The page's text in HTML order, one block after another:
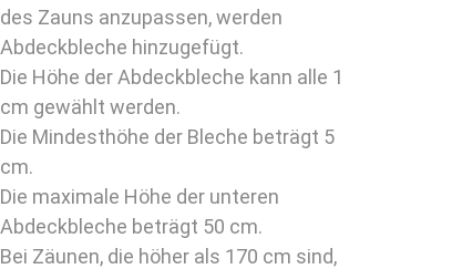
des Zauns anzupassen, werden
Abdeckbleche hinzugefügt.
Die Höhe der Abdeckbleche kann alle 1
cm gewählt werden.
Die Mindesthöhe der Bleche beträgt 5
cm.
Die maximale Höhe der unteren
Abdeckbleche beträgt 50 cm.
Bei Zäunen, die höher als 170 cm sind,